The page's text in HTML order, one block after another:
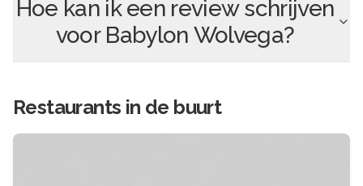
Hoe kan ik een review schrijven
voor Babylon Wolvega?
Restaurants in de buurt